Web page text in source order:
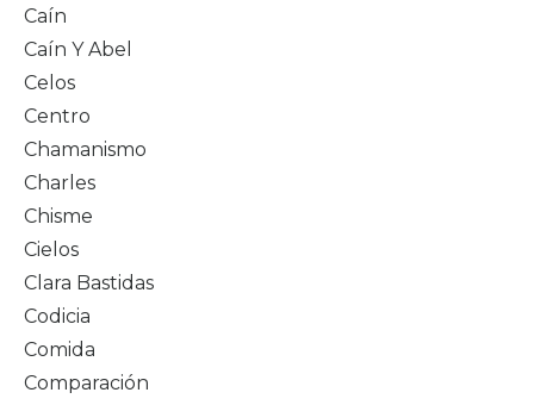
Caín
Caín Y Abel
Celos
Centro
Chamanismo
Charles
Chisme
Cielos
Clara Bastidas
Codicia
Comida
Comparación